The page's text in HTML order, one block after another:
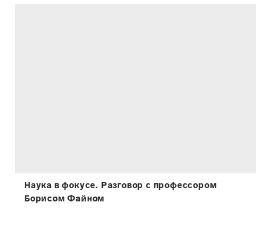
Наука в фокусе. Разговор с профессором
Борисом Файном